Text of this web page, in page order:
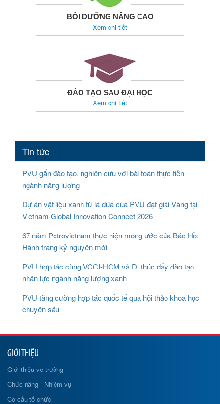
BỒI DƯỠNG NÂNG CAO
Xem chi tiết
ĐÀO TẠO SAU ĐẠI HỌC
Xem chi tiết
Tin tức
PVU gắn đào tạo, nghiên cứu với bài toán thực tiễn
ngành năng lượng
Dự án vật liệu xanh từ lá dứa của PVU đạt giải Vàng tại
Vietnam Global Innovation Connect 2026
67 năm Petrovietnam thực hiện mong ước của Bác Hồ:
Hành trang kỷ nguyên mới
PVU hợp tác cùng VCCI-HCM và DI thúc đẩy đào tạo
nhân lực ngành năng lượng xanh
PVU tăng cường hợp tác quốc tế qua hội thảo khoa học
chuyên sâu
GIỚI THIỆU
Giới thiệu về trường
Chức năng - Nhiệm vụ
Cơ cấu tổ chức